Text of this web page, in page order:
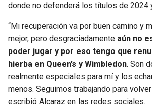
LIONS
PACKERS
VIKINGS
FALCONS
NUGGETS
TIMBERWOLVES
THUNDER
TRAIL BLAZERS
donde no defenderá los títulos de 2024
“Mi recuperación va por buen camino y
mejor, pero desgraciadamente aún no
poder jugar y por eso tengo que
hierba en Queen’s y Wimbledon. Son
realmente especiales para mí y los
menos. Seguimos trabajando para
escribió Alcaraz en las redes sociales.